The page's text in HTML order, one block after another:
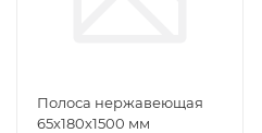
Полоса нержавеющая
65х180х1500 мм